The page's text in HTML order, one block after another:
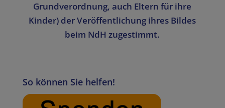
Grundverordnung, auch Eltern für ihre
Kinder) der Veröffentlichung ihres Bildes
beim NdH zugestimmt.
So können Sie helfen!